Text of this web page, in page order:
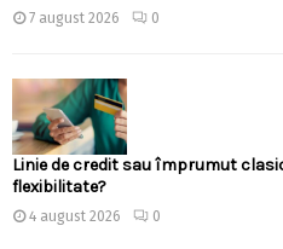
7 august 2026 0
Linie de credit sau împrumut
flexibilitate?
4 august 2026 0